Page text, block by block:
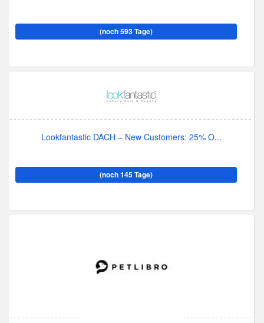
(noch 593 Tage)
Lookfantastic DACH – New Customers: 25% O...
(noch 145 Tage)